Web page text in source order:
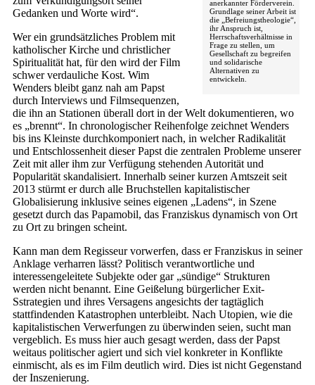
anerkannter Förderverein.
Grundlage seiner Arbeit ist
die „Befreiungstheologie“,
ihr Anspruch ist,
Herrschaftsverhältnisse in
Frage zu stellen, um
Gesellschaft zu begreifen
und solidarische
Alternativen zu
entwickeln.
Gedanken und Worte wird“.
Wer ein grundsätzliches Problem mit
katholischer Kirche und christlicher
Spiritualität hat, für den wird der Film
schwer verdauliche Kost. Wim
Wenders bleibt ganz nah am Papst
durch Interviews und Filmsequenzen,
die ihn an Stationen überall dort in der Welt dokumentieren, wo
es „brennt“. In chronologischer Reihenfolge zeichnet Wenders
bis ins Kleinste durchkomponiert nach, in welcher Radikalität
und Entschlossenheit dieser Papst die zentralen Probleme unserer
Zeit mit aller ihm zur Verfügung stehenden Autorität und
Popularität skandalisiert. Innerhalb seiner kurzen Amtszeit seit
2013 stürmt er durch alle Bruchstellen kapitalistischer
Globalisierung inklusive seines eigenen „Ladens“, in Szene
gesetzt durch das Papamobil, das Franziskus dynamisch von Ort
zu Ort zu bringen scheint.
Kann man dem Regisseur vorwerfen, dass er Franziskus in seiner
Anklage verharren lässt? Politisch verantwortliche und
interessengeleitete Subjekte oder gar „sündige“ Strukturen
werden nicht benannt. Eine Geißelung bürgerlicher Exit-
Sstrategien und ihres Versagens angesichts der tagtäglich
stattfindenden Katastrophen unterbleibt. Nach Utopien, wie die
kapitalistischen Verwerfungen zu überwinden seien, sucht man
vergeblich. Es muss hier auch gesagt werden, dass der Papst
weitaus politischer agiert und sich viel konkreter in Konflikte
einmischt, als es im Film deutlich wird. Dies ist nicht Gegenstand
der Inszenierung.